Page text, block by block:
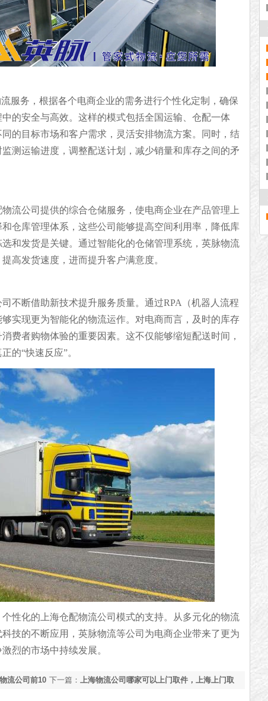
流服务，根据各个电商企业的需务进行个性化定制，确保
的安全与高效。这样的模式包括全国运输、仓配一体
的目标市场和客户需求，灵活安排物流方案。同时，结
测运输进度，调整配送计划，减少销量和库存之间的矛
流公司提供的综合仓储服务，使电商企业在产品管理上
仓库管理体系，这些公司能够提高空间利用率，降低库
和发货是关键。通过智能化的仓储管理系统，英脉物流
高发货速度，进而提升客户满意度。
不断借助新技术提升服务质量。通过RPA（机器人流程
实现更为智能化的物流运作。对电商而言，及时的库存
费者购物体验的重要因素。这不仅能够缩短配送时间，
的“快速反应”。
性化的上海仓配物流公司模式的支持。从多元化的物流
技的不断应用，英脉物流等公司为电商企业带来了更为
烈的市场中持续发展。
下一篇： 上海物流公司哪家可以上门取件，上海上门取
流公司前10